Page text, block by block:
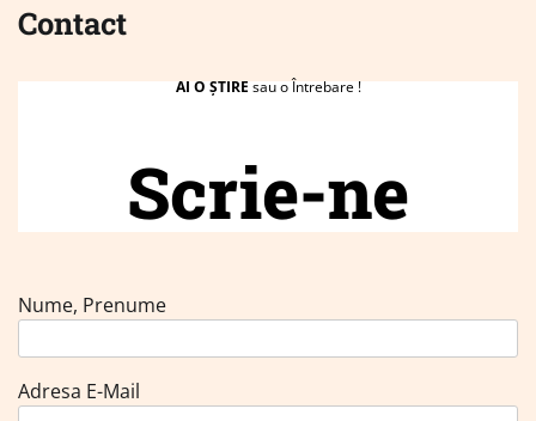
Contact
AI O ȘTIREsau o Întrebare !
Scrie-ne
Nume, Prenume
Adresa E-Mail